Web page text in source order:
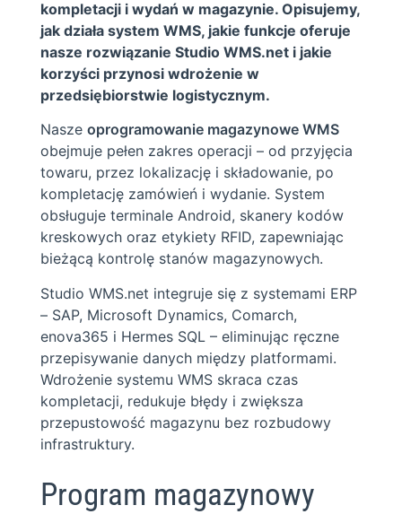
kompletacji i wydań w magazynie. Opisujemy,
jak działa system WMS, jakie funkcje oferuje
nasze rozwiązanie Studio WMS.net i jakie
korzyści przynosi wdrożenie w
przedsiębiorstwie logistycznym.
Nasze oprogramowanie magazynowe WMS
obejmuje pełen zakres operacji – od przyjęcia
towaru, przez lokalizację i składowanie, po
kompletację zamówień i wydanie. System
obsługuje terminale Android, skanery kodów
kreskowych oraz etykiety RFID, zapewniając
bieżącą kontrolę stanów magazynowych.
Studio WMS.net integruje się z systemami ERP
– SAP, Microsoft Dynamics, Comarch,
enova365 i Hermes SQL – eliminując ręczne
przepisywanie danych między platformami.
Wdrożenie systemu WMS skraca czas
kompletacji, redukuje błędy i zwiększa
przepustowość magazynu bez rozbudowy
infrastruktury.
Program magazynowy